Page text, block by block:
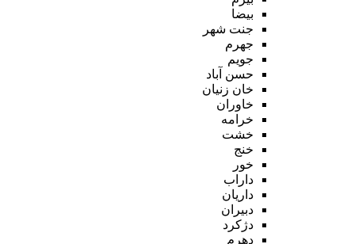
بیضا
جنت شهر
جهرم
جویم
حسن آباد
خان زنیان
خاوران
خرامه
خشت
خنج
خور
داراب
داریان
دبیران
دژکرد
دهرم